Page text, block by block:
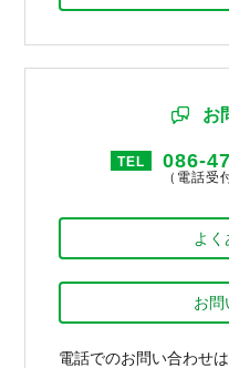
お
TEL 086-
（電話受
よく
お問
電話でのお問い合わせ